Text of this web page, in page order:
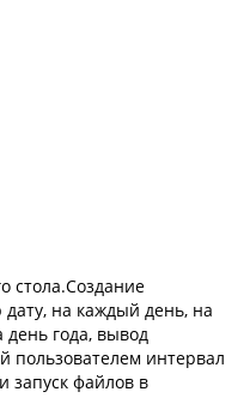
стола.Создание
на каждый день, на
года, вывод
интервал
запуск файлов в